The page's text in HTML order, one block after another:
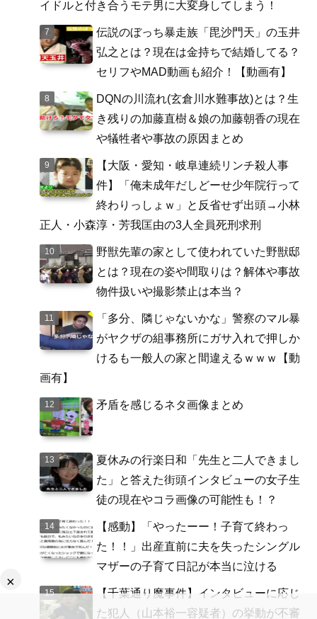
×
イドルと付き合うモテ男に大変身してしまう！
伝説のぼっち暴走族「毘沙門天」の玉井
弘之とは？現在は金持ちで結婚してる？
セリフやMAD動画も紹介！【動画有】
DQNの川流れ(玄倉川水難事故)とは？生
き残りの加藤直樹＆娘の加藤朝香の現在
や犠牲者や事故の原因まとめ
【大阪・愛知・岐阜連続リンチ殺人事
件】「俺未成年だしどーせ少年院行って
終わりっしょｗ」と反省せず出頭→小林
正人・小森淳・芳我匡由の3人全員死刑求刑
野獣先輩の家として使われていた野獣邸
とは？現在の姿や間取りは？解体や事故
物件扱いや撮影禁止は本当？
「多分、隣じゃないかな」警察のマル暴
がヤクザの組事務所にガサ入れで押しか
けるも一般人の家と間違えるｗｗｗ【動
画有】
矛盾を感じるネタ画像まとめ
夏休みの行楽日和「先生と二人できまし
た」と答えた街頭インタビューの女子生
徒の現在やコラ画像の可能性も！？
【感動】「やったーー！子育て終わっ
た！！」出産直前に夫を失ったシングル
マザーの子育て日記が本当に泣ける
【千葉通り魔事件】インタビューに応じ
た犯人（山本裕一容疑者）の挙動が不審